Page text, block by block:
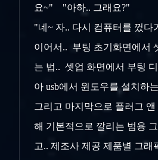
요~" "아하.. 그래요?"
"네~ 자.. 다시 컴퓨터를 껐다
이어서.. 부팅 초기화면에서
는 법.. 셋업 화면에서 부팅
아 usb에서 윈도우를 설치하
그리고 마지막으로 플러그 앤
해 기본적으로 깔리는 범용
고.. 제조사 제공 제품별 그래